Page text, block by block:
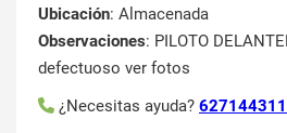
Ubicación: Almacenada
Observaciones: PILOTO
defectuoso ver fotos
¿Necesitas ayuda? 627144311